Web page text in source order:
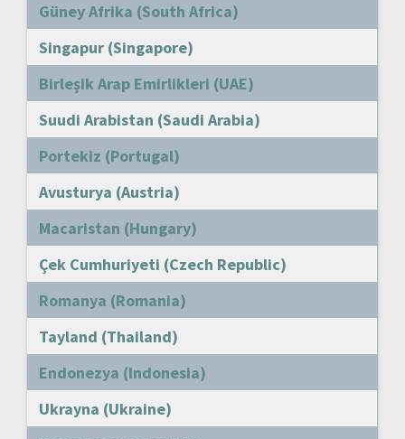
Güney Afrika (South Africa)
Singapur (Singapore)
Birleşik Arap Emirlikleri (UAE)
Suudi Arabistan (Saudi Arabia)
Portekiz (Portugal)
Avusturya (Austria)
Macaristan (Hungary)
Çek Cumhuriyeti (Czech Republic)
Romanya (Romania)
Tayland (Thailand)
Endonezya (Indonesia)
Ukrayna (Ukraine)